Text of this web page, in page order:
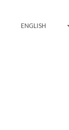
ENGLISH